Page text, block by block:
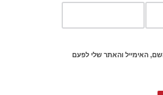
האימייל והאתר שלי לפעם